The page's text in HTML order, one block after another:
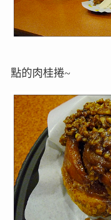
點的肉桂捲~